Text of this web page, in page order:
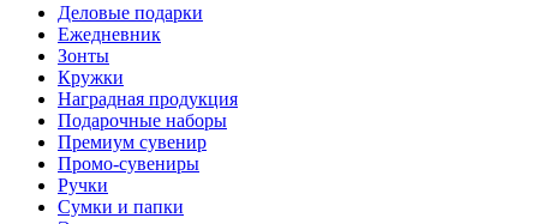
Деловые подарки
Ежедневник
Зонты
Кружки
Наградная продукция
Подарочные наборы
Премиум сувенир
Промо-сувениры
Ручки
Сумки и папки